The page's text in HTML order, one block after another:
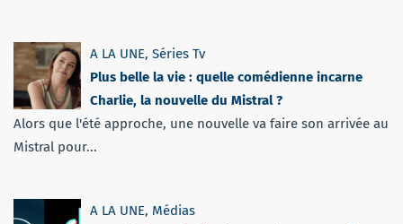
A LA UNE, Séries Tv
Plus belle la vie : quelle comédienne incarne
Charlie, la nouvelle du Mistral ?
Alors que l'été approche, une nouvelle va faire son arrivée au
Mistral pour...
A LA UNE, Médias